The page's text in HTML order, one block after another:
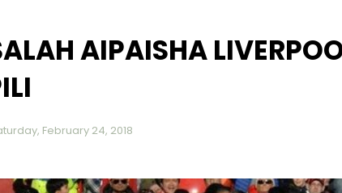
AIPAISHA
February 24, 2018